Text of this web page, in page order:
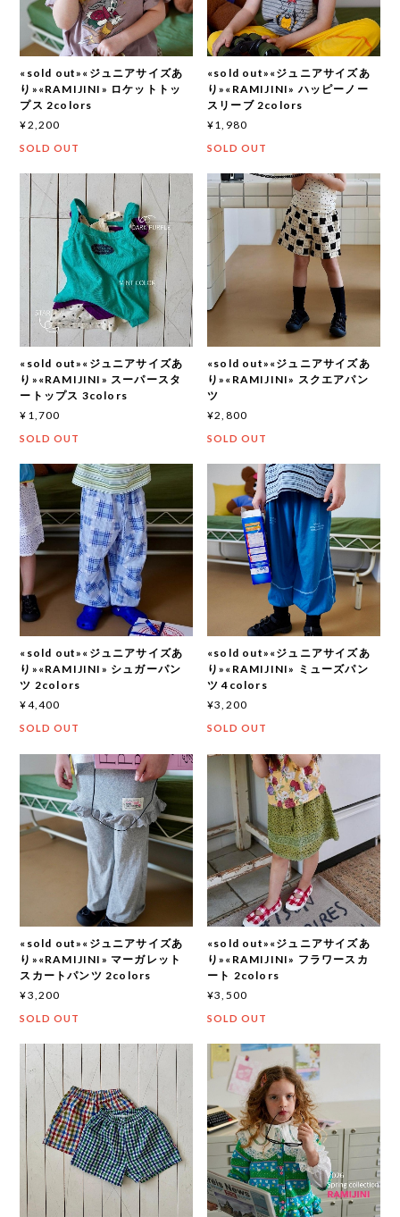
«sold out»«ジュニアサイズあ
り»«RAMIJINI» ロケットトッ
プス 2colors
¥2,200
SOLD OUT
«sold out»«ジュニアサイズあ
り»«RAMIJINI» ハッピーノー
スリーブ 2colors
¥1,980
SOLD OUT
«sold out»«ジュニアサイズあ
り»«RAMIJINI» スーパースタ
ートップス 3colors
¥1,700
SOLD OUT
«sold out»«ジュニアサイズあ
り»«RAMIJINI» スクエアパン
ツ
¥2,800
SOLD OUT
«sold out»«ジュニアサイズあ
り»«RAMIJINI» シュガーパン
ツ 2colors
¥4,400
SOLD OUT
«sold out»«ジュニアサイズあ
り»«RAMIJINI» ミューズパン
ツ 4colors
¥3,200
SOLD OUT
«sold out»«ジュニアサイズあ
り»«RAMIJINI» マーガレット
スカートパンツ 2colors
¥3,200
SOLD OUT
«sold out»«ジュニアサイズあ
り»«RAMIJINI» フラワースカ
ート 2colors
¥3,500
SOLD OUT